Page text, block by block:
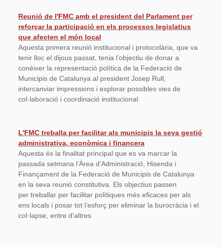
Reunió de l'FMC amb el president del Parlament per
reforçar la participació en els processos legislatius
que afecten el món local
Aquesta primera reunió institucional i protocolària, que va
tenir lloc el dijous passat, tenia l’objectiu de donar a
conèixer la representació política de la Federació de
Municipis de Catalunya al president Josep Rull,
intercanviar impressions i explorar possibles vies de
col·laboració i coordinació institucional
L'FMC treballa per facilitar als municipis la seva gestió
administrativa, econòmica i financera
Aquesta és la finalitat principal que es va marcar la
passada setmana l’Àrea d’Administració, Hisenda i
Finançament de la Federació de Municipis de Catalunya
en la seva reunió constitutiva. Els objectius passen
per treballar per facilitar polítiques més eficaces per als
ens locals i posar tot l’esforç per eliminar la burocràcia i el
col·lapse, entre d’altres